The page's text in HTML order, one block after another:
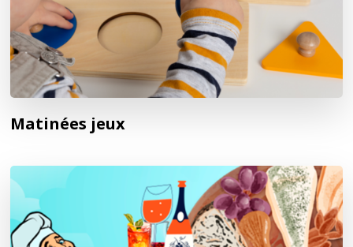
Matinées jeux